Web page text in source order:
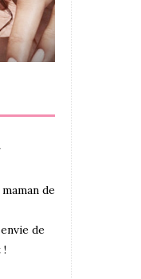
de
de
!